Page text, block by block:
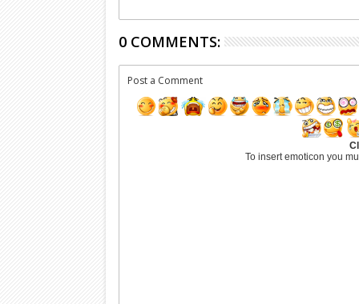
0 COMMENTS:
Post a Comment
To insert emoticon you